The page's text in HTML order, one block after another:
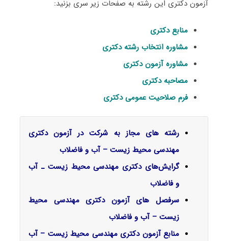
آزمون دکتری این رشته به صفحات زیر سری بزنید:
منابع دکتری
مشاوره انتخاب رشته دکتری
مشاوره آزمون دکتری
مصاحبه دکتری
فرم صلاحیت عمومی دکتری
رشته های مجاز به شرکت در آزمون دکتری
مهندسی محیط زیست – آب و فاضلاب
گرایش‌های دکتری مهندسی محیط زیست ـ آب
و ﻓﺎﺿﻼب
سرفصل‌ های آزمون دکتری مهندسی محیط
زیست – آب و فاضلاب
منابع آزمون دکتری مهندسی محیط زیست – آب